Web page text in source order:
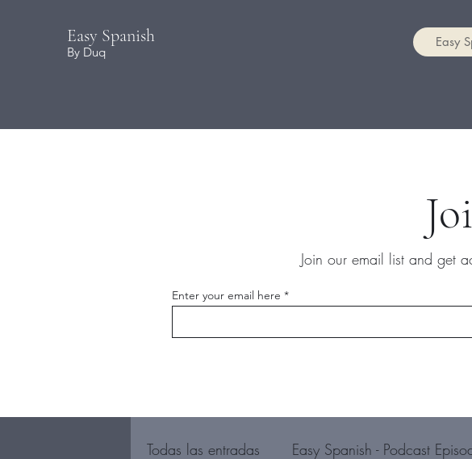
Easy Spanish
By Duq
Easy
Join our email list and get
Enter your email here
Todas las entradas Easy Spanish - Podcast